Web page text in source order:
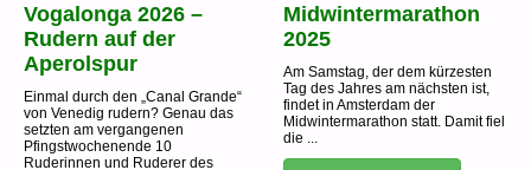
Vogalonga 2026 –
Rudern auf der
Aperolspur
Einmal durch den „Canal Grande“
von Venedig rudern? Genau das
setzten am vergangenen
Pfingstwochenende 10
Ruderinnen und Ruderer des
Midwintermarathon
2025
Am Samstag, der dem kürzesten
Tag des Jahres am nächsten ist,
findet in Amsterdam der
Midwintermarathon statt. Damit fiel
die ...